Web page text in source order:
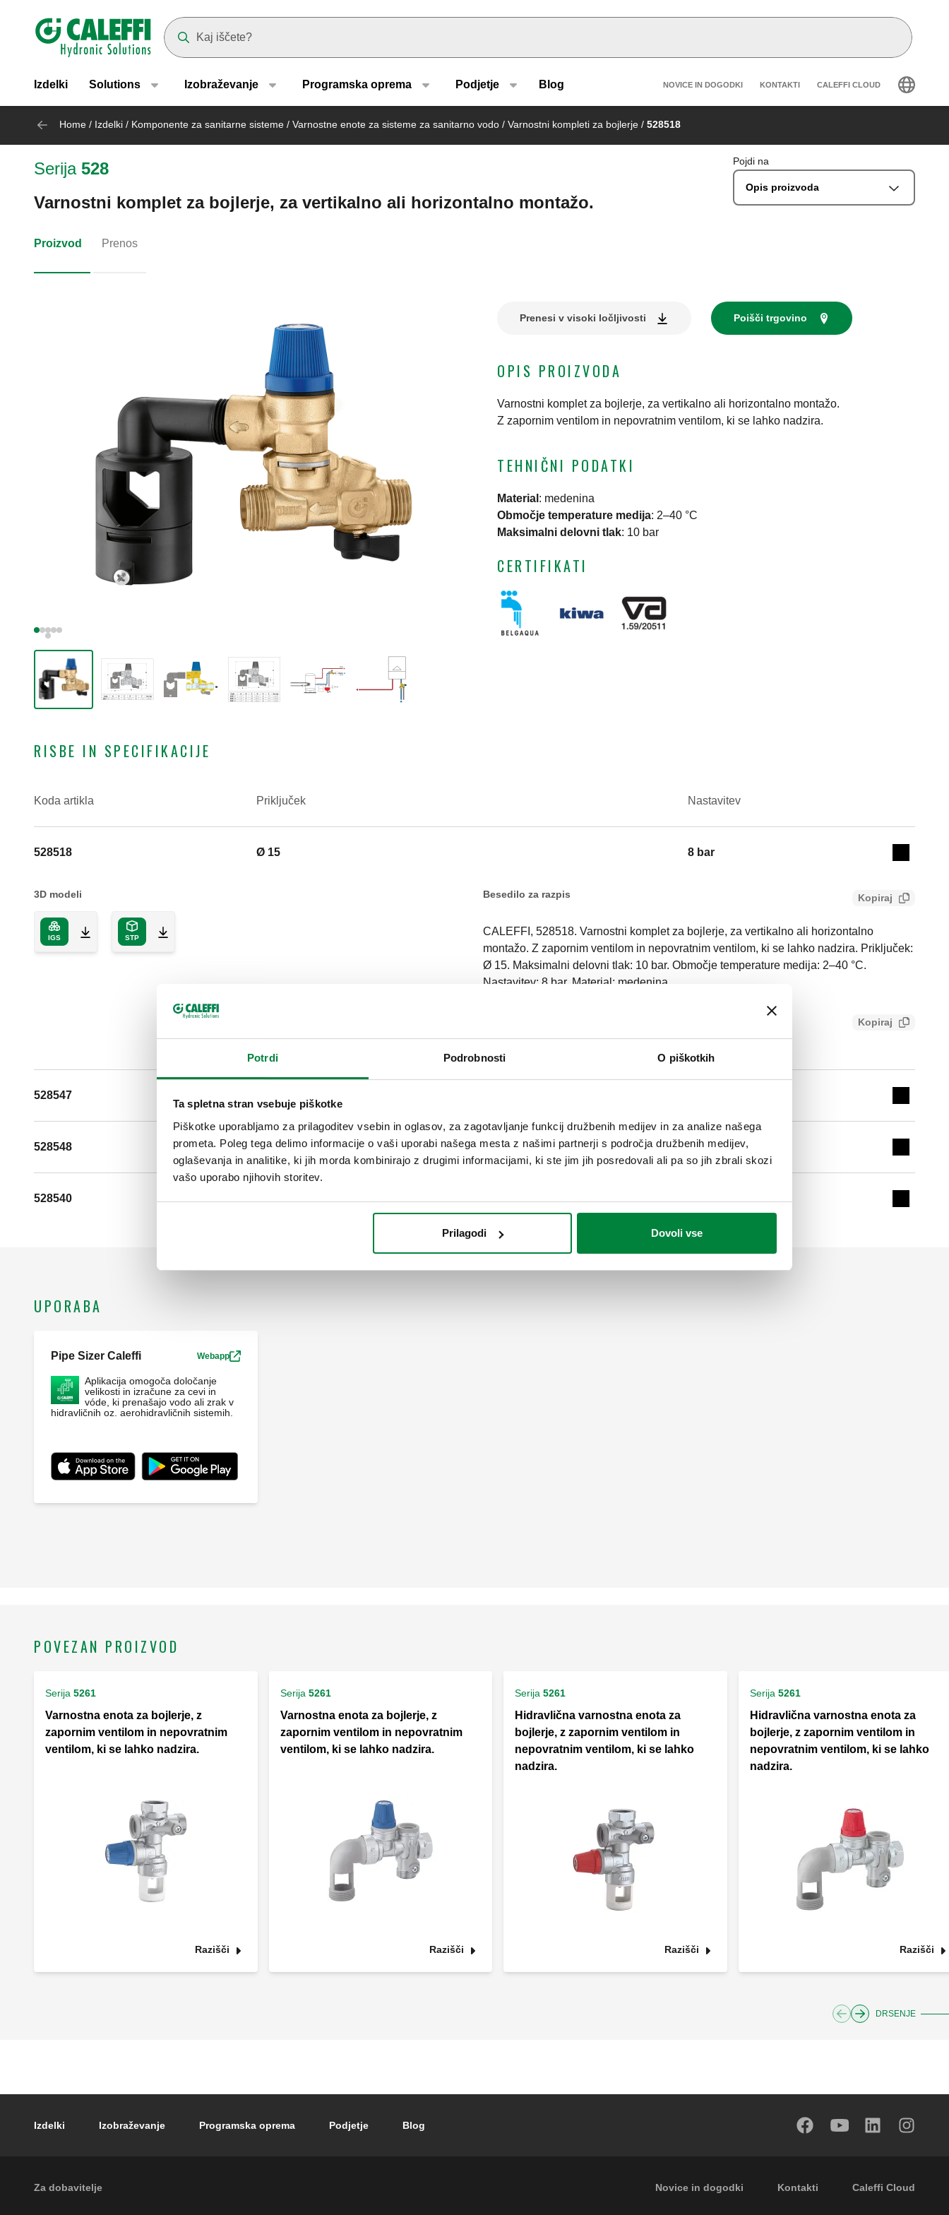
Potrdi Podrobnosti O piškotkih
Ta spletna stran vsebuje piškotke
Piškotke uporabljamo za prilagoditev vsebin in oglasov, za zagotavljanje funkcij družbenih medijev in za analize našega
prometa. Poleg tega delimo informacije o vaši uporabi našega mesta z našimi partnerji s področja družbenih medijev,
oglaševanja in analitike, ki jih morda kombinirajo z drugimi informacijami, ki ste jim jih posredovali ali pa so jih zbrali skozi
vašo uporabo njihovih storitev.
Prilagodi Dovoli vse
Header main navigation
Izdelki Solutions Izobraževanje Programska oprema Podjetje Blog Header secondary navigation
NOVICE IN DOGODKI KONTAKTI CALEFFI CLOUD
Home / Izdelki / Komponente za sanitarne sisteme / Varnostne enote za sisteme za sanitarno vodo / Varnostni kompleti za bojlerje / 528518
Serija 528
Varnostni komplet za bojlerje, za vertikalno ali horizontalno montažo.
Pojdi na
Opis proizvoda
Proizvod Prenos
Prenesi v visoki ločljivosti Poišči trgovino
OPIS PROIZVODA
Varnostni komplet za bojlerje, za vertikalno ali horizontalno montažo.
Z zapornim ventilom in nepovratnim ventilom, ki se lahko nadzira.
TEHNIČNI PODATKI
Material : medenina
Območje temperature medija: 2–40 °C
Maksimalni delovni tlak: 10 bar
CERTIFIKATI
RISBE IN SPECIFIKACIJE
Koda artikla Priključek
Nastavitev
528518 Ø 15 8 bar
Collapse
3D modeli
IGS STP
Besedilo za razpis Kopiraj
CALEFFI, 528518. Varnostni komplet za bojlerje, za vertikalno ali horizontalno
montažo. Z zapornim ventilom in nepovratnim ventilom, ki se lahko nadzira. Priključek:
Ø 15. Maksimalni delovni tlak: 10 bar. Območje temperature medija: 2–40 °C.
Nastavitev: 8 bar. Material: medenina.
Kopiraj
528547
Expand
528548 G 1/2" A (ISO 228-1) ZN 8 bar
Expand
528540
Expand
UPORABA
Pipe Sizer Caleffi Webapp
Aplikacija omogoča določanje
velikosti in izračune za cevi in
vóde, ki prenašajo vodo ali zrak v
hidravličnih oz. aerohidravličnih sistemih.
POVEZAN PROIZVOD
Serija 5261
Varnostna enota za bojlerje, z
zapornim ventilom in nepovratnim
ventilom, ki se lahko nadzira.
Razišči
Serija 5261
Varnostna enota za bojlerje, z
zapornim ventilom in nepovratnim
ventilom, ki se lahko nadzira.
Razišči
Serija 5261
Hidravlična varnostna enota za
bojlerje, z zapornim ventilom in
nepovratnim ventilom, ki se lahko
nadzira.
Razišči
Serija 5261
Hidravlična varnostna enota za
bojlerje, z zapornim ventilom in
nepovratnim ventilom, ki se lahko
nadzira.
Razišči
DRSENJE
Footer main navigation
Izdelki Izobraževanje Programska oprema Podjetje Blog
External links
Za dobavitelje Footer secondary navigation
Novice in dogodki Kontakti Caleffi Cloud